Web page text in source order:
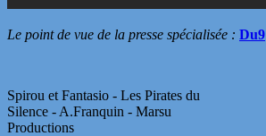
Le point de vue de la presse spécialisée : Du9
Spirou et Fantasio - Les Pirates du
Silence - A.Franquin - Marsu
Productions